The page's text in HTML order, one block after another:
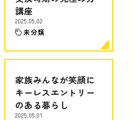
講座
2025.05.02
未分類
家族みんなが笑顔に
キーレスエントリー
のある暮らし
2025.05.01